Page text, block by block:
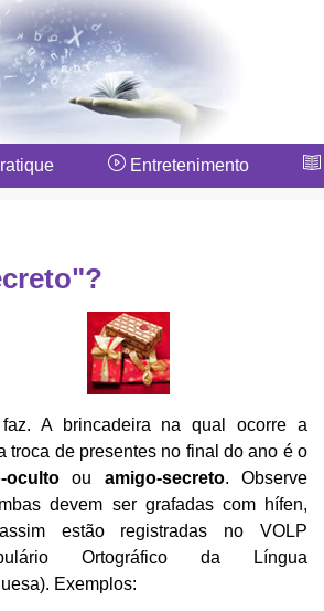
Entretenimento
faz. A brincadeira na qual ocorre a
troca de presentes no final do ano é o
oculto ou amigo-secreto. Observe
devem ser grafadas com hífen,
estão registradas no VOLP
Ortográfico da Língua
Exemplos: